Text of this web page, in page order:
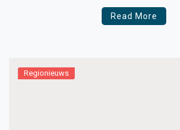
voertuigen de controleplaats. Hier
snelheid van 50 km per uur. In totaal
Read More
Regionieuws